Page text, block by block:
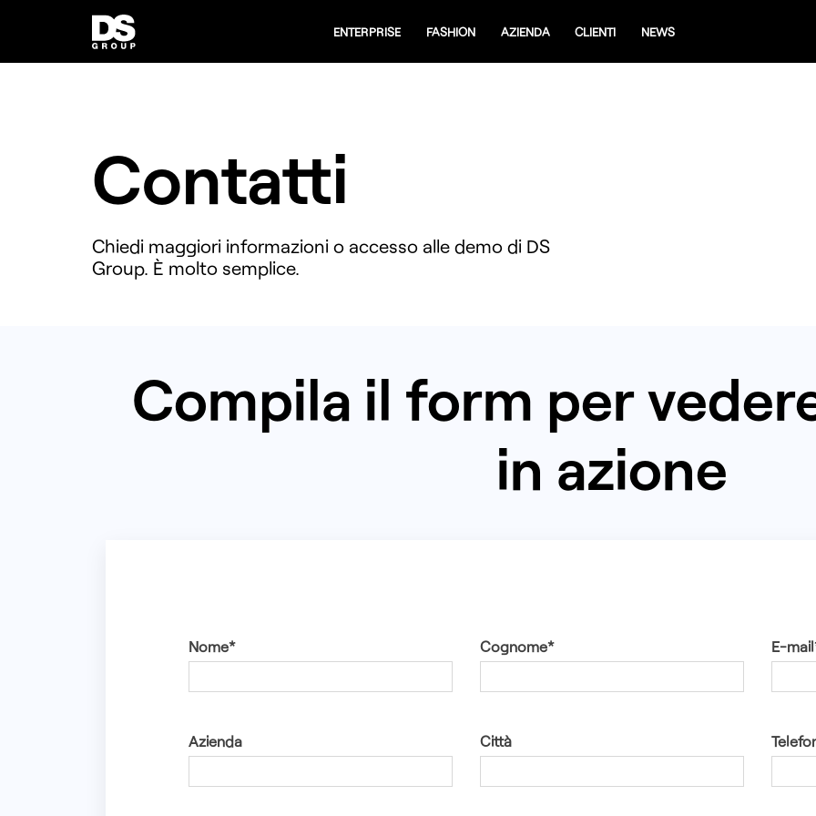
ENTERPRISE FASHION AZIENDA CLIENTI NEWS
Contatti
Chiedi maggiori informazioni o accesso alle demo di DS
Group. È molto semplice.
Compila il form per
in azione
Nome* Cognome* E-
Azienda Città